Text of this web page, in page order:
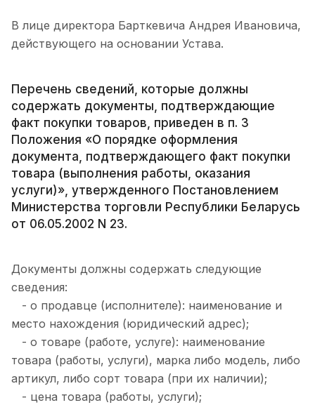
В лице директора Барткевича Андрея Ивановича,
действующего на основании Устава.
Перечень сведений, которые должны
содержать документы, подтверждающие
факт покупки товаров, приведен в п. 3
Положения «О порядке оформления
документа, подтверждающего факт покупки
товара (выполнения работы, оказания
услуги)», утвержденного Постановлением
Министерства торговли Республики Беларусь
от 06.05.2002 N 23.
Документы должны содержать следующие
сведения:
- о продавце (исполнителе): наименование и
место нахождения (юридический адрес);
- о товаре (работе, услуге): наименование
товара (работы, услуги), марка либо модель, либо
артикул, либо сорт товара (при их наличии);
- цена товара (работы, услуги);